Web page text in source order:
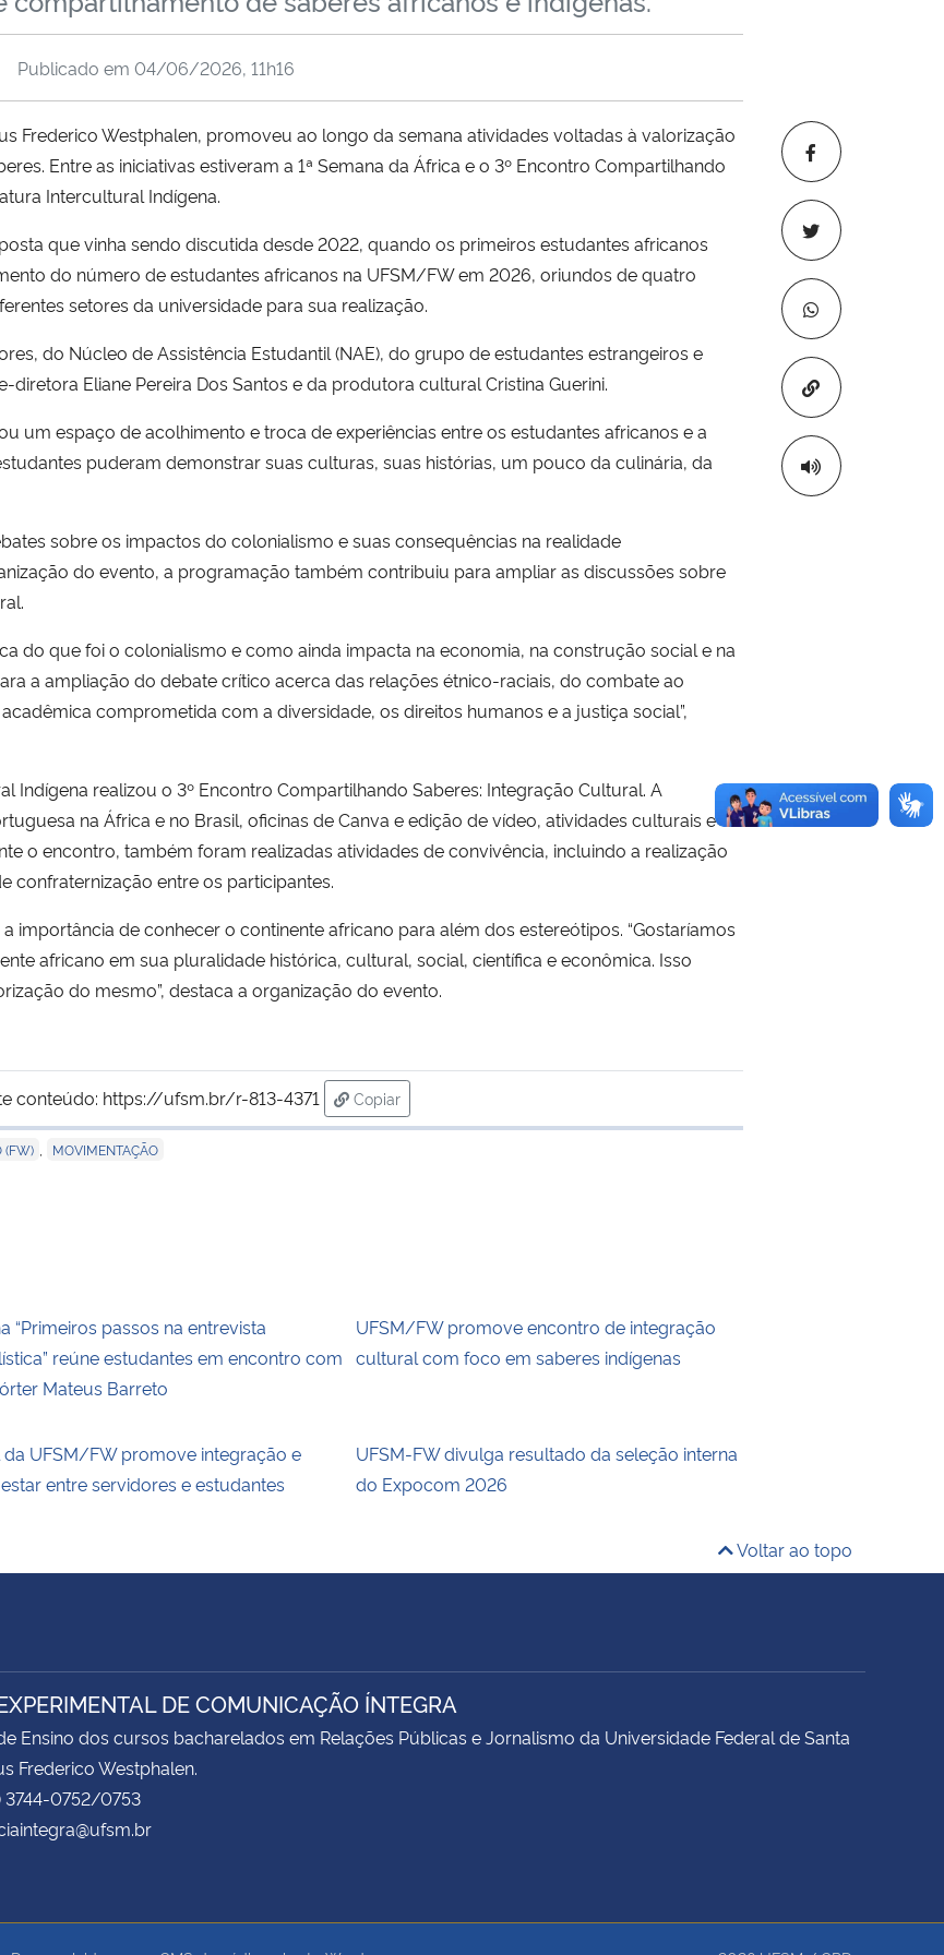
Copiar para
Publicado em 04/06/2026, 11h16
Frederico Westphalen, promoveu ao longo da semana atividades voltadas à valorização
Entre as iniciativas estiveram a 1ª Semana da África e o 3º Encontro Compartilhando
Intercultural Indígena.
que vinha sendo discutida desde 2022, quando os primeiros estudantes africanos
do número de estudantes africanos na UFSM/FW em 2026, oriundos de quatro
setores da universidade para sua realização.
do Núcleo de Assistência Estudantil (NAE), do grupo de estudantes estrangeiros e
Eliane Pereira Dos Santos e da produtora cultural Cristina Guerini.
um espaço de acolhimento e troca de experiências entre os estudantes africanos e a
puderam demonstrar suas culturas, suas histórias, um pouco da culinária, da
sobre os impactos do colonialismo e suas consequências na realidade
do evento, a programação também contribuiu para ampliar as discussões sobre
do que foi o colonialismo e como ainda impacta na economia, na construção social e na
a ampliação do debate crítico acerca das relações étnico-raciais, do combate ao
comprometida com a diversidade, os direitos humanos e a justiça social”,
Indígena realizou o 3º Encontro Compartilhando Saberes: Integração Cultural. A
na África e no Brasil, oficinas de Canva e edição de vídeo, atividades culturais e
o encontro, também foram realizadas atividades de convivência, incluindo a realização
confraternização entre os participantes.
importância de conhecer o continente africano para além dos estereótipos. “Gostaríamos
africano em sua pluralidade histórica, cultural, social, científica e econômica. Isso
do mesmo”, destaca a organização do evento.
conteúdo: https://ufsm.br/r-813-4371
Copiar
para área de transferência
(FW) MOVIMENTAÇÃO
“Primeiros passos na entrevista
reúne estudantes em encontro com
Mateus Barreto
UFSM/FW promove encontro de integração
cultural com foco em saberes indígenas
da UFSM/FW promove integração e
entre servidores e estudantes
UFSM-FW divulga resultado da seleção interna
do Expocom 2026
Voltar ao topo
DE COMUNICAÇÃO ÍNTEGRA
Ensino dos cursos bacharelados em Relações Públicas e Jornalismo da Universidade Federal de Santa
Frederico Westphalen.
3744-0752/0753